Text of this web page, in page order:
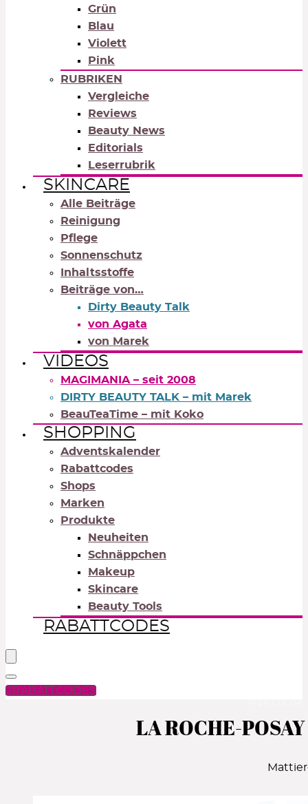
Grün
Blau
Violett
Pink
RUBRIKEN
Vergleiche
Reviews
Beauty News
Editorials
Leserrubrik
SKINCARE
Alle Beiträge
Reinigung
Pflege
Sonnenschutz
Inhaltsstoffe
Beiträge von…
Dirty Beauty Talk
von Agata
von Marek
VIDEOS
MAGIMANIA – seit 2008
DIRTY BEAUTY TALK – mit Marek
BeauTeaTime – mit Koko
SHOPPING
Adventskalender
Rabattcodes
Shops
Marken
Produkte
Neuheiten
Schnäppchen
Makeup
Skincare
Beauty Tools
RABATTCODES
RABATTCODES
LA ROCHE-